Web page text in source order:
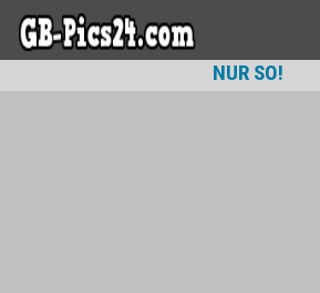
NUR SO!